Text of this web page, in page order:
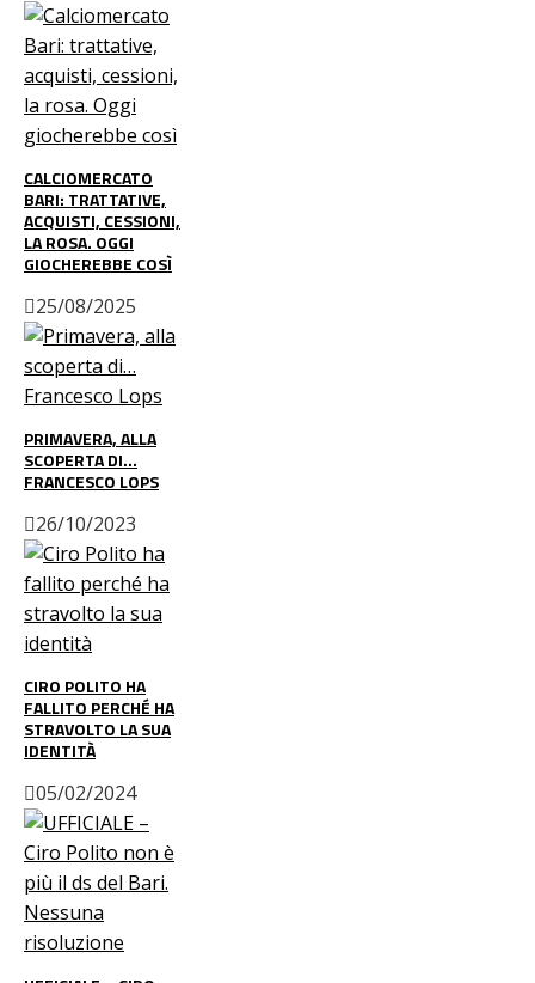
CALCIOMERCATO
BARI: TRATTATIVE,
ACQUISTI, CESSIONI,
LA ROSA. OGGI
GIOCHEREBBE COSÌ
25/08/2025
PRIMAVERA, ALLA
SCOPERTA DI…
FRANCESCO LOPS
26/10/2023
CIRO POLITO HA
FALLITO PERCHÉ HA
STRAVOLTO LA SUA
IDENTITÀ
05/02/2024